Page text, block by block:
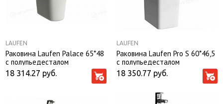
LAUFEN
Раковина Laufen Palace 65*48
с полупьедесталом
18 314.27 руб.
LAUFEN
Раковина Laufen Pro S 60*46,5
с полупьедесталом
18 350.77 руб.